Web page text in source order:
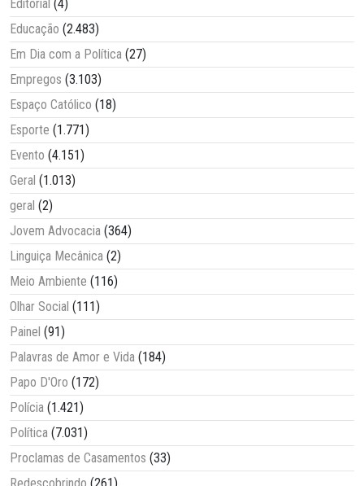
Editorial (4)
Educação (2.483)
Em Dia com a Política (27)
Empregos (3.103)
Espaço Católico (18)
Esporte (1.771)
Evento (4.151)
Geral (1.013)
geral (2)
Jovem Advocacia (364)
Linguiça Mecânica (2)
Meio Ambiente (116)
Olhar Social (111)
Painel (91)
Palavras de Amor e Vida (184)
Papo D'Oro (172)
Polícia (1.421)
Política (7.031)
Proclamas de Casamentos (33)